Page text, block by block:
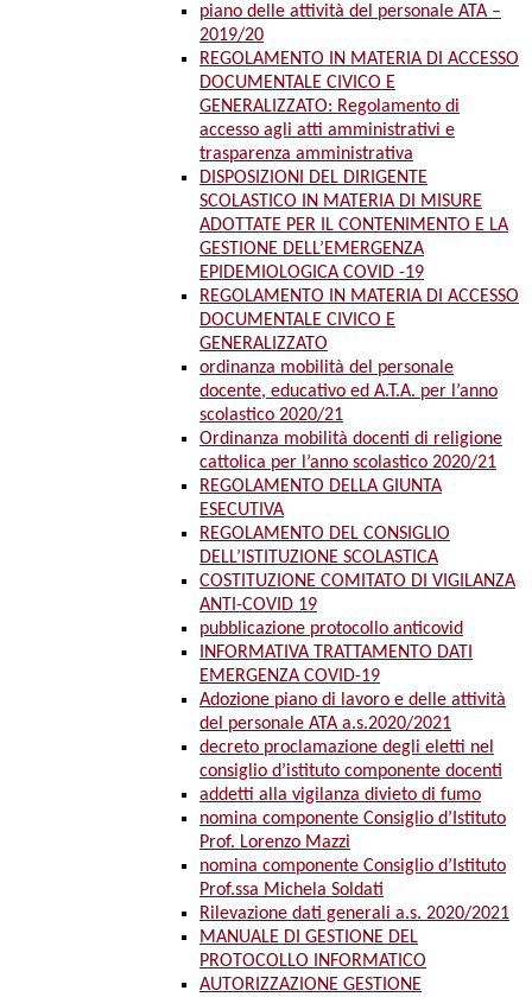
piano delle attività del personale ATA –
2019/20
REGOLAMENTO IN MATERIA DI ACCESSO
DOCUMENTALE CIVICO E
GENERALIZZATO: Regolamento di
accesso agli atti amministrativi e
trasparenza amministrativa
DISPOSIZIONI DEL DIRIGENTE
SCOLASTICO IN MATERIA DI MISURE
ADOTTATE PER IL CONTENIMENTO E LA
GESTIONE DELL’EMERGENZA
EPIDEMIOLOGICA COVID -19
REGOLAMENTO IN MATERIA DI ACCESSO
DOCUMENTALE CIVICO E
GENERALIZZATO
ordinanza mobilità del personale
docente, educativo ed A.T.A. per l’anno
scolastico 2020/21
Ordinanza mobilità docenti di religione
cattolica per l’anno scolastico 2020/21
REGOLAMENTO DELLA GIUNTA
ESECUTIVA
REGOLAMENTO DEL CONSIGLIO
DELL’ISTITUZIONE SCOLASTICA
COSTITUZIONE COMITATO DI VIGILANZA
ANTI-COVID 19
pubblicazione protocollo anticovid
INFORMATIVA TRATTAMENTO DATI
EMERGENZA COVID-19
Adozione piano di lavoro e delle attività
del personale ATA a.s.2020/2021
decreto proclamazione degli eletti nel
consiglio d’istituto componente docenti
addetti alla vigilanza divieto di fumo
nomina componente Consiglio d’Istituto
Prof. Lorenzo Mazzi
nomina componente Consiglio d’Istituto
Prof.ssa Michela Soldati
Rilevazione dati generali a.s. 2020/2021
MANUALE DI GESTIONE DEL
PROTOCOLLO INFORMATICO
AUTORIZZAZIONE GESTIONE